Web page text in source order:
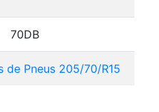
70DB
Pneus 205/70/R15